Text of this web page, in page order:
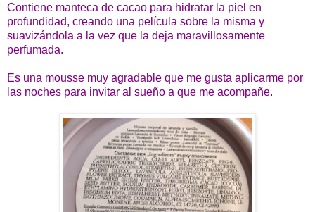
Contiene manteca de cacao para hidratar la piel en
profundidad, creando una película sobre la misma y
suavizándola a la vez que la deja maravillosamente
perfumada.
Es una mousse muy agradable que me gusta aplicarme por
las noches para invitar al sueño a que me acompañe.